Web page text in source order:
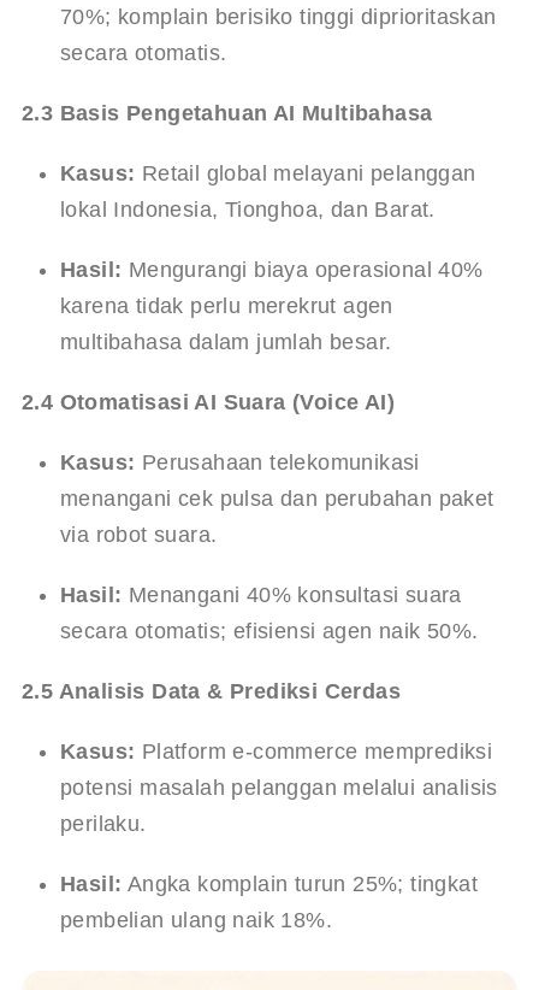
70%; komplain berisiko tinggi diprioritaskan
secara otomatis.
2.3 Basis Pengetahuan AI Multibahasa
Kasus: Retail global melayani pelanggan
lokal Indonesia, Tionghoa, dan Barat.
Hasil: Mengurangi biaya operasional 40%
karena tidak perlu merekrut agen
multibahasa dalam jumlah besar.
2.4 Otomatisasi AI Suara (Voice AI)
Kasus: Perusahaan telekomunikasi
menangani cek pulsa dan perubahan paket
via robot suara.
Hasil: Menangani 40% konsultasi suara
secara otomatis; efisiensi agen naik 50%.
2.5 Analisis Data & Prediksi Cerdas
Kasus: Platform e-commerce memprediksi
potensi masalah pelanggan melalui analisis
perilaku.
Hasil: Angka komplain turun 25%; tingkat
pembelian ulang naik 18%.